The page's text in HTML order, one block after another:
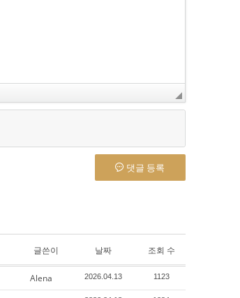
댓글 등록
글쓴이 날짜 조회 수
Alena 2026.04.13 1123